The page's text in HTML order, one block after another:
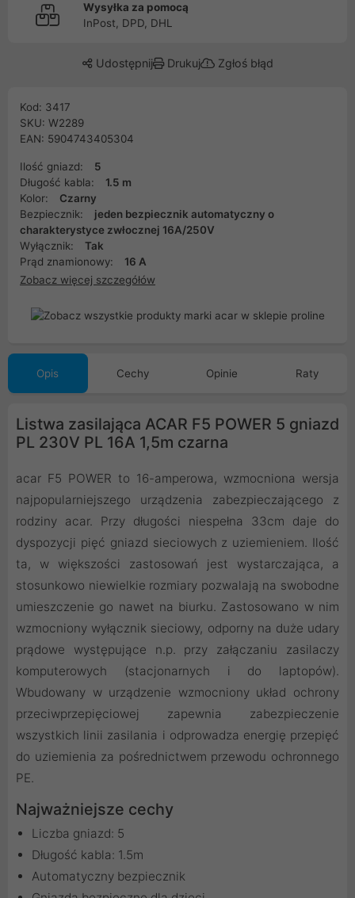
Wysyłka za pomocą
InPost, DPD, DHL
Udostępnij Drukuj Zgłoś błąd
Kod: 3417
SKU: W2289
EAN: 5904743405304
Ilość gniazd:
5
Długość kabla:
1.5 m
Kolor:
Czarny
Bezpiecznik:
jeden bezpiecznik automatyczny o
charakterystyce zwłocznej 16A/250V
Wyłącznik:
Tak
Prąd znamionowy:
16 A
Zobacz więcej szczegółów
Opis Cechy Opinie Raty
Listwa zasilająca ACAR F5 POWER 5 gniazd
PL 230V PL 16A 1,5m czarna
acar F5 POWER to 16-amperowa, wzmocniona wersja
najpopularniejszego urządzenia zabezpieczającego z
rodziny acar. Przy długości niespełna 33cm daje do
dyspozycji pięć gniazd sieciowych z uziemieniem. Ilość
ta, w większości zastosowań jest wystarczająca, a
stosunkowo niewielkie rozmiary pozwalają na swobodne
umieszczenie go nawet na biurku. Zastosowano w nim
wzmocniony wyłącznik sieciowy, odporny na duże udary
prądowe występujące n.p. przy załączaniu zasilaczy
komputerowych (stacjonarnych i do laptopów).
Wbudowany w urządzenie wzmocniony układ ochrony
przeciwprzepięciowej zapewnia zabezpieczenie
wszystkich linii zasilania i odprowadza energię przepięć
do uziemienia za pośrednictwem przewodu ochronnego
PE.
Najważniejsze cechy
Liczba gniazd: 5
Długość kabla: 1.5m
Automatyczny bezpiecznik